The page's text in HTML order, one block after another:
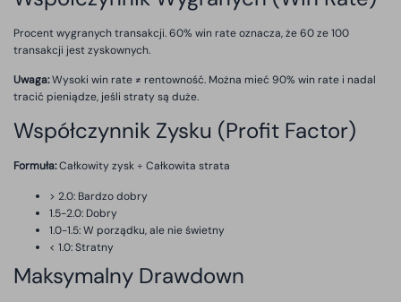
Procent wygranych transakcji. 60% win rate oznacza, że 60 ze 100
transakcji jest zyskownych.
Uwaga:Wysoki win rate ≠ rentowność. Można mieć 90% win rate i nadal
tracić pieniądze, jeśli straty są duże.
Współczynnik Zysku (Profit Factor)
Formuła:Całkowity zysk ÷ Całkowita strata
> 2.0: Bardzo dobry
1.5-2.0: Dobry
1.0-1.5: W porządku, ale nie świetny
< 1.0: Stratny
Maksymalny Drawdown